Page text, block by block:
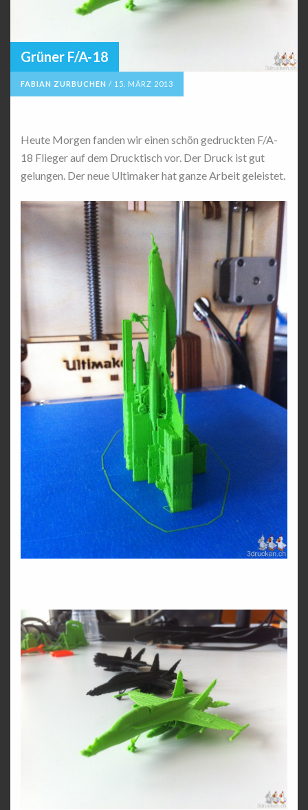
Grüner F/A-18
FABIAN ZURBUCHEN / 15. MÄRZ 2013
Heute Morgen fanden wir einen schön gedruckten F/A-
18 Flieger auf dem Drucktisch vor. Der Druck ist gut
gelungen. Der neue Ultimaker hat ganze Arbeit geleistet.